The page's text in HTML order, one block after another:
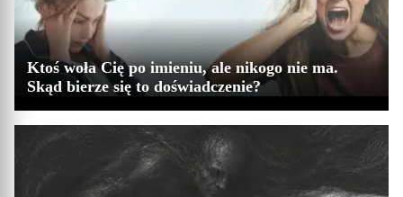
Ktoś woła Cię po imieniu, ale nikogo nie ma.
Skąd bierze się to doświadczenie?